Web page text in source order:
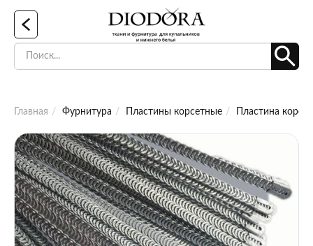
Главная Фурнитура Пластины корсетные Пластина